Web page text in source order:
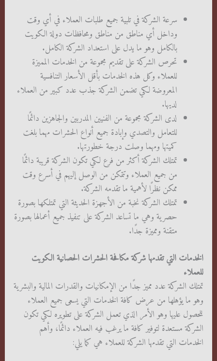
سرعة الشركة في تلبية جميع طلبات العملاء في أي وقت
وداخل أي مناطق من مناطق ومحافظات دولة الكويت
بالكامل وهو ما يدل على استعداد الشركة الكامل.
تحرص الشركة على تقديم مجموعة من الخدمات المميزة
للعملاء وكل هذه الخدمات بأقل الأسعار التنافسية
المعروضة لكي تضمن الشركة جذب عدد كبير من العملاء
لديها.
لدى الشركة مجموعة من الفنيين المدربين والجاهزين دائمًا
للتعامل والتصدي وإبادة جميع أنواع الحشرات مهما بلغت
كميتها ومهما وصلت درجة خطورتها.
تمتلك الشركة أكثر من فرع لكي تكون الشركة قريبة دائمًا
من جميع العملاء وتتمكن من الوصل إليهم في أسرع وقت
ممكن نظرًا لأهمية ما تقدمه الشركة.
تمتلك الشركة نخبة من الأجهزة الحديثة التي تمتلكها بصورة
حصرية وهي ما تساعد الشركة على تنفيذ جميع أعمالها بصورة
متقنة ومميزة جدًا.
الخدمات التي تقدمها شركة مكافحة الحشرات الحصانية الكويت
للعملاء
تمتلك الشركة عدد مميز جدًا من الإمكانيات والقدرات المالية والبشرية
وهو ما يؤهلها من عرض كافة الخدمات التي يسعى جميع العملاء
للحصول عليها وهو الأمر الذي تعمل الشركة على تطويره لكي تكون
الشركة مستعدة لتوفير كافة ما يرغب فيه العملاء دائمًا، وأهم
الخدمات التي تقدمها الشركة للعملاء هي كما يلي: